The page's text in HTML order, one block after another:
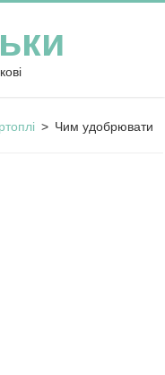
> Чим удобрювати